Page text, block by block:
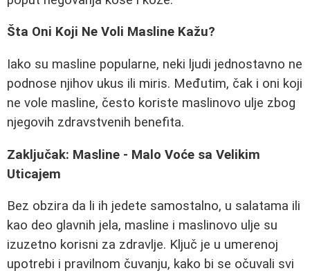
Šta Oni Koji Ne Voli Masline Kažu?
Iako su masline popularne, neki ljudi jednostavno ne
podnose njihov ukus ili miris. Međutim, čak i oni koji
ne vole masline, često koriste maslinovo ulje zbog
njegovih zdravstvenih benefita.
Zaključak: Masline - Malo Voće sa Velikim
Uticajem
Bez obzira da li ih jedete samostalno, u salatama ili
kao deo glavnih jela, masline i maslinovo ulje su
izuzetno korisni za zdravlje. Ključ je u umerenoj
upotrebi i pravilnom čuvanju, kako bi se očuvali svi